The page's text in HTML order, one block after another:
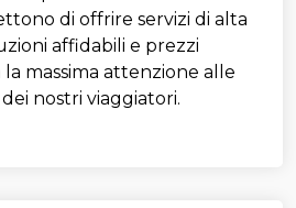
di offrire servizi di alta
affidabili e prezzi
massima attenzione alle
nostri viaggiatori.